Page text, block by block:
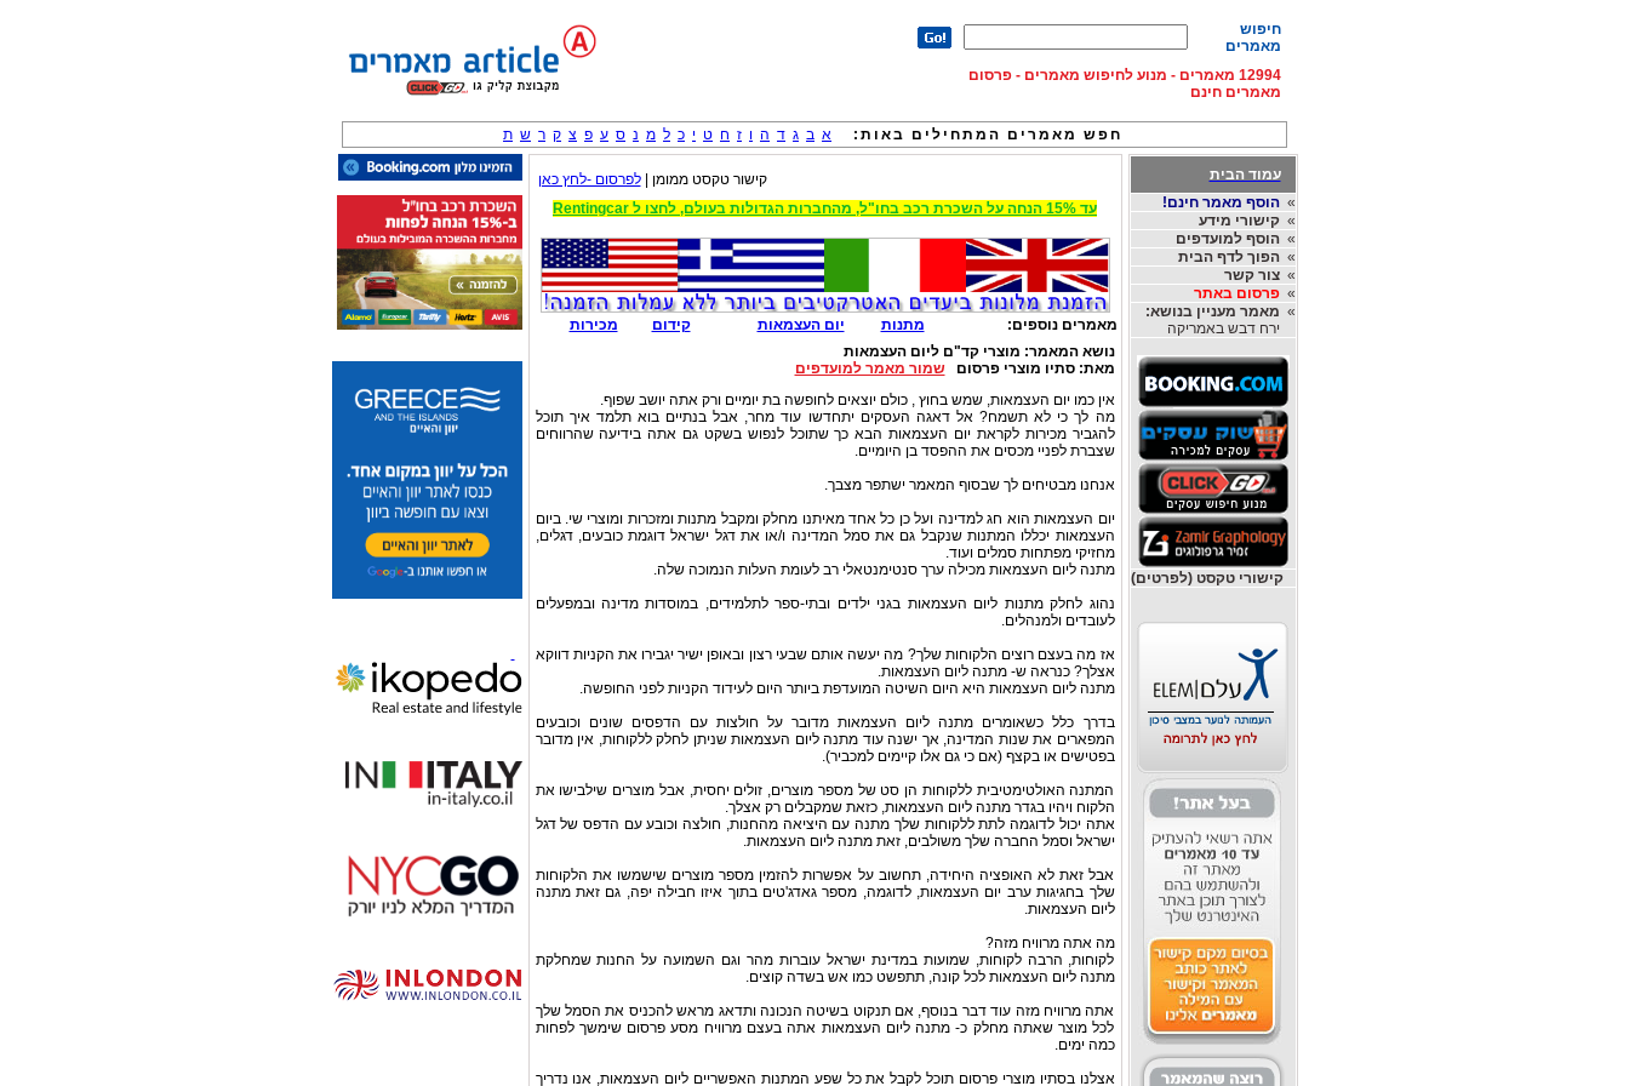
חיפוש
מאמרים
12994 מאמרים - מנוע לחיפוש מאמרים - פרסום
מאמרים חינם
חפש מאמרים המתחילים באות: א ב ג ד ה ו ז ח ט י כ ל מ נ ס ע פ צ ק ר ש ת
עמוד הבית
»הוסף מאמר חינם!
»קישורי מידע
»הוסף למועדפים
»הפוך לדף הבית
»צור קשר
»פרסום באתר
» מאמר מעניין בנושא:
ירח דבש באמריקה
קישורי טקסט (לפרטים)
קישור טקסט ממומן |לפרסום -לחץ כאן
עד 15% הנחה על השכרת רכב בחו"ל, מהחברות הגדולות בעולם, לחצו ל Rentingcar
מאמרים נוספים: מתנות יום העצמאות קידום
מכירות
נושא המאמר: מוצרי קד"ם ליום העצמאות
מאת:סתיו מוצרי פרסוםשמור מאמר למועדפים
אין כמו יום העצמאות, שמש בחוץ , כולם יוצאים לחופשה בת יומיים ורק אתה יושב שפוף.
מה לך כי לא תשמח? אל דאגה העסקים יתחדשו עוד מחר, אבל בנתיים בוא תלמד איך תוכל
להגביר מכירות לקראת יום העצמאות הבא כך שתוכל לנפוש בשקט גם אתה בידיעה שהרווחים
שצברת לפניי מכסים את ההפסד בן היומיים.
אנחנו מבטיחים לך שבסוף המאמר ישתפר מצבך.
יום העצמאות הוא חג למדינה ועל כן כל אחד מאיתנו מחלק ומקבל מתנות ומזכרות ומוצרי שי. ביום
העצמאות יכללו המתנות שנקבל גם את סמל המדינה ו/או את דגל ישראל דוגמת כובעים, דגלים,
מחזיקי מפתחות סמלים ועוד.
מתנה ליום העצמאות מכילה ערך סנטימנטאלי רב לעומת העלות הנמוכה שלה.
נהוג לחלק מתנות ליום העצמאות בגני ילדים ובתי-ספר לתלמידים, במוסדות מדינה ובמפעלים
לעובדים ולמנהלים.
אז מה בעצם רוצים הלקוחות שלך? מה יעשה אותם שבעי רצון ובאופן ישיר יגבירו את הקניות דווקא
אצלך? כנראה ש- מתנה ליום העצמאות.
מתנה ליום העצמאות היא היום השיטה המועדפת ביותר היום לעידוד הקניות לפני החופשה.
בדרך כלל כשאומרים מתנה ליום העצמאות מדובר על חולצות עם הדפסים שונים וכובעים
המפארים את שנות המדינה, אך ישנה עוד מתנה ליום העצמאות שניתן לחלק ללקוחות, אין מדובר
בפטישים או בקצף (אם כי גם אלו קיימים למכביר).
המתנה האולטימטיבית ללקוחות הן סט של מספר מוצרים, זולים יחסית, אבל מוצרים שילבישו את
הלקוח ויהיו בגדר מתנה ליום העצמאות, כזאת שמקבלים רק אצלך.
אתה יכול לדוגמה לתת ללקוחות שלך מתנה עם היציאה מהחנות, חולצה וכובע עם הדפס של דגל
ישראל וסמל החברה שלך משולבים, זאת מתנה ליום העצמאות.
אבל זאת לא האופציה היחידה, תחשוב על אפשרות להזמין מספר מוצרים שישמשו את הלקוחות
שלך בחגיגות ערב יום העצמאות, לדוגמה, מספר גאדג'טים בתוך איזו חבילה יפה, גם זאת מתנה
ליום העצמאות.
מה אתה מרוויח מזה?
לקוחות, הרבה לקוחות, שמועות במדינת ישראל עוברות מהר וגם השמועה על החנות שמחלקת
מתנה ליום העצמאות לכל קונה, תתפשט כמו אש בשדה קוצים.
אתה מרוויח מזה עוד דבר בנוסף, אם תנקוט בשיטה הנכונה ותדאג מראש להכניס את הסמל שלך
לכל מוצר שאתה מחלק כ- מתנה ליום העצמאות אתה בעצם מרוויח מסע פרסום שימשך לפחות
כמה ימים.
אצלנו בסתיו מוצרי פרסום תוכל לקבל את כל שפע המתנות האפשריים ליום העצמאות, אנו נדריך